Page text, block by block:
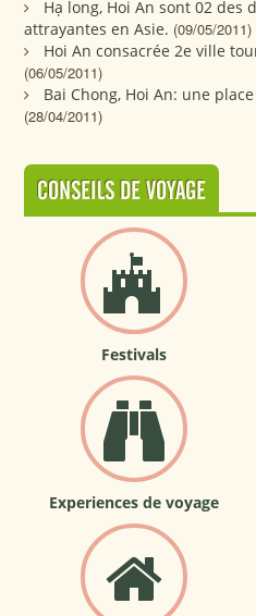
Hạ long, Hoi An sont 02 des
attrayantes en Asie. (09/05/2011)
Hoi An consacrée 2e ville
(06/05/2011)
Bai Chong, Hoi An: une
(28/04/2011)
CONSEILS DE VOYAGE
Festivals
Experiences de voyage